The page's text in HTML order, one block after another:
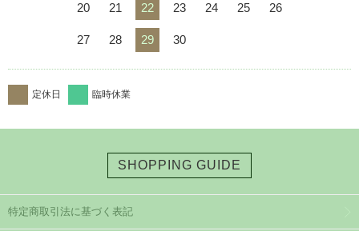
20 21 22 23 24 25 26
27 28 29 30
定休日 臨時休業
SHOPPING GUIDE
特定商取引法に基づく表記